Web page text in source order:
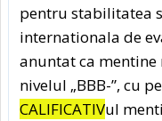
pentru stabilitatea
internationala de
anuntat ca
nivelul „BBB-”, cu
CALIFICATIVul